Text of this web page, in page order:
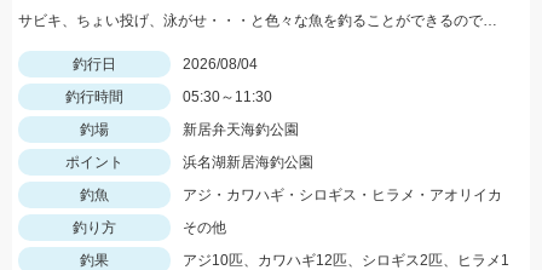
サビキ、ちょい投げ、泳がせ・・・と色々な魚を釣ることができるので仕掛けも何種類か用意していけば楽しむことができますよ！
釣行日
2026/08/04
釣行時間
05:30～11:30
釣場
新居弁天海釣公園
ポイント
浜名湖新居海釣公園
釣魚
アジ・カワハギ・シロギス・ヒラメ・アオリイカ
釣り方
その他
釣果
アジ10匹、カワハギ12匹、シロギス2匹、ヒラメ1